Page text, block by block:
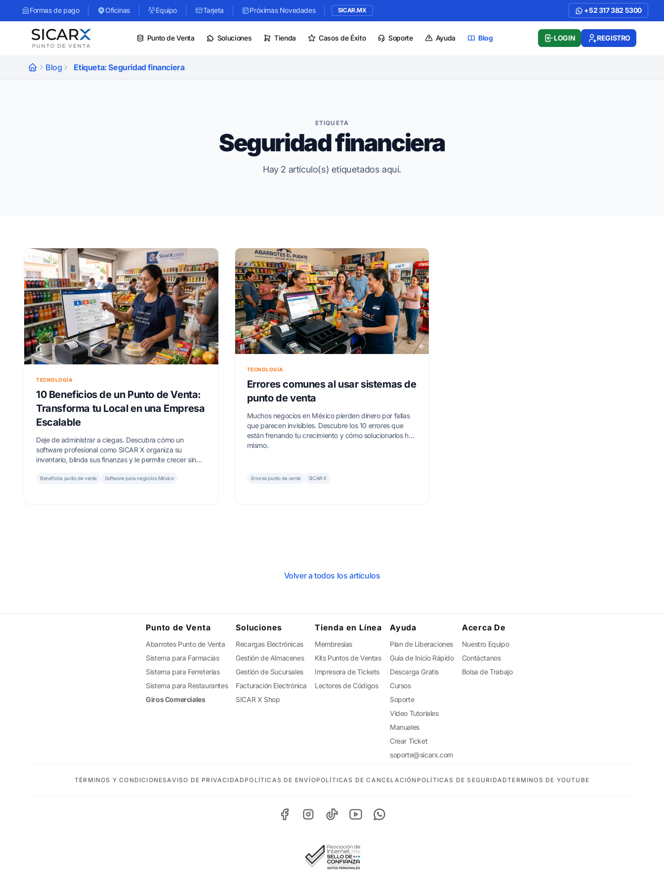
Formas de pago Oficinas Equipo Tarjeta Próximas Novedades SICAR.MX +52 317 382 5300
Punto de Venta Soluciones Tienda Casos de Éxito Soporte Ayuda Blog LOGIN REGISTRO
Blog Etiqueta: Seguridad financiera
ETIQUETA
Seguridad financiera
Hay 2 artículo(s) etiquetados aquí.
TECNOLOGÍA
10 Beneficios de un Punto de Venta:
Transforma tu Local en una Empresa
Escalable
Deje de administrar a ciegas. Descubra cómo un
software profesional como SICAR X organiza su
inventario, blinda sus finanzas y le permite crecer sin
Beneficios punto de venta Software para negocios México
TECNOLOGÍA
Errores comunes al usar sistemas de
punto de venta
Muchos negocios en México pierden dinero por fallas
que parecen invisibles. Descubre los 10 errores que
están frenando tu crecimiento y cómo solucionarlos hoy
mismo.
Errores punto de venta SICAR X
Volver a todos los artículos
Punto de Venta
Abarrotes Punto de Venta
Sistema para Farmacias
Sistema para Ferreterías
Sistema para Restaurantes
Giros Comerciales
Soluciones
Recargas Electrónicas
Gestión de Almacenes
Gestión de Sucursales
Facturación Electrónica
SICAR X Shop
Tienda en Línea
Membresías
Kits Puntos de Ventas
Impresora de Tickets
Lectores de Códigos
Ayuda
Plan de Liberaciones
Guía de Inicio Rápido
Descarga Gratis
Cursos
Soporte
Video Tutoriales
Manuales
Crear Ticket
soporte@sicarx.com
Acerca De
Nuestro Equipo
Contáctanos
Bolsa de Trabajo
TÉRMINOS Y CONDICIONESAVISO DE PRIVACIDAD POLÍTICAS DE ENVÍOPOLÍTICAS DE CANCELACIÓN POLÍTICAS DE SEGURIDADTERMINOS DE YOUTUBE